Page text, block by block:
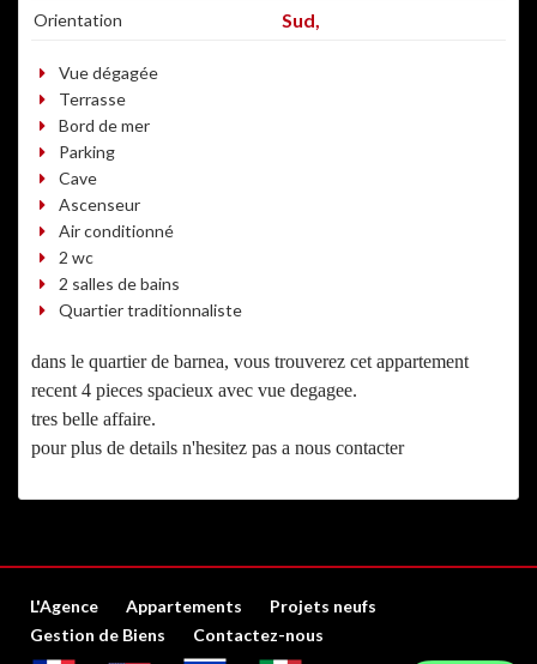
Orientation Sud,
Vue dégagée
Terrasse
Bord de mer
Parking
Cave
Ascenseur
Air conditionné
2 wc
2 salles de bains
Quartier traditionnaliste
dans le quartier de barnea, vous trouverez cet appartement
recent 4 pieces spacieux avec vue degagee.
tres belle affaire.
pour plus de details n'hesitez pas a nous contacter
L'Agence Appartements
Projets neufs
Gestion de Biens
Contactez-nous